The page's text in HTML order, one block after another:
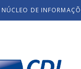
NÚCLEO DE